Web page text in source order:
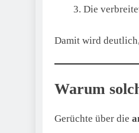
Die
Damit wird
Warum
Gerüchte über die